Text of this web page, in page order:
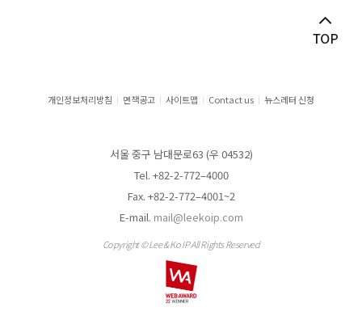
개인정보처리방침 면책공고 사이트맵 Contact us 뉴스레터 신청
서울 중구 남대문로63 (우 04532)
Tel. +82-2-772–4000
Fax. +82-2-772–4001~2
E-mail. mail@leekoip.com
Copyright © Lee & Ko IP All Rights Reserved